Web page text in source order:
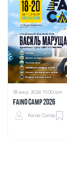
18 вер. 2026 11:00 am
FAINO CAMP 2026
Faino Camp